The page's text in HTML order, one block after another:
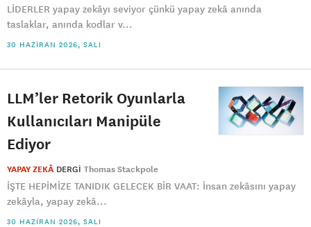
LİDERLER yapay zekâyı seviyor çünkü yapay zekâ anında
taslaklar, anında kodlar v...
30 HAZIRAN 2026, SALI
LLM’ler Retorik Oyunlarla
Kullanıcıları Manipüle
Ediyor
YAPAY ZEKÂ DERGI Thomas Stackpole
İŞTE HEPİMİZE TANIDIK GELECEK BİR VAAT: İnsan zekâsını yapay
zekâyla, yapay zekâ...
30 HAZIRAN 2026, SALI